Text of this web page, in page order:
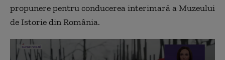
propunere pentru conducerea interimară a Muzeului
de Istorie din România.